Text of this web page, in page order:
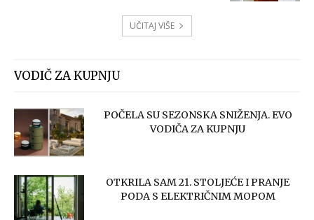
UČITAJ VIŠE
VODIČ ZA KUPNJU
POČELA SU SEZONSKA SNIŽENJA. EVO
VODIČA ZA KUPNJU
OTKRILA SAM 21. STOLJEĆE I PRANJE
PODA S ELEKTRIČNIM MOPOM